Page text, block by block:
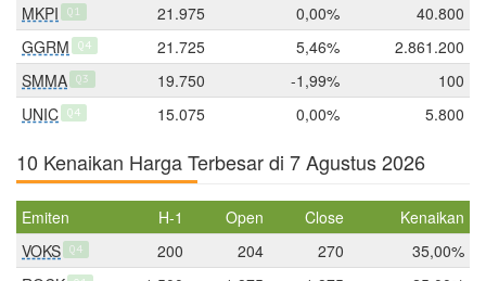
MKPI
Q1 21.975 0,00%
40.800
GGRM
Q4 21.725 5,46%
2.861.200
SMMA
Q3 19.750 -1,99%
100
UNIC
Q4 15.075 0,00% 5.800
10 Kenaikan Harga Terbesar di 7 Agustus 2026
Emiten H-1 Open Close
Kenaikan
VOKS
Q4 200 204 270
35,00%